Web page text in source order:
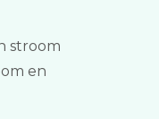
stroom
en